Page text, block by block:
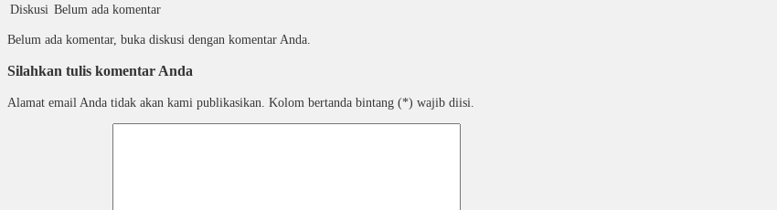
Diskusi Belum ada komentar
Belum ada komentar, buka diskusi dengan komentar Anda.
Silahkan tulis komentar Anda
Alamat email Anda tidak akan kami publikasikan. Kolom bertanda bintang (*) wajib diisi.